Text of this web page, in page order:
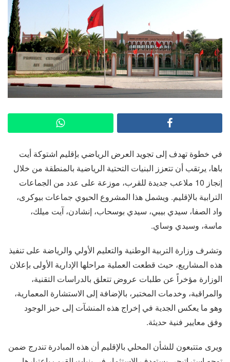
في خطوة تهدف إلى تجويد العرض الرياضي بإقليم اشتوكة أيت
باها، يرتقب أن تتعزز البنيات التحتية الرياضية بالمنطقة من خلال
إنجاز 10 ملاعب جديدة للقرب، موزعة على عدد من الجماعات
الترابية بالإقليم. ويشمل هذا المشروع الحيوي جماعات بيوكرى،
واد الصفا، سيدي بيبي، سيدي بوسحاب، إنشادن، آيت ميلك،
ماسة، وسيدي وساي.
وتشرف وزارة التربية الوطنية والتعليم الأولي والرياضة على تنفيذ
هذه المشاريع، حيث قطعت العملية مراحلها الإدارية الأولى بإعلان
الوزارة مؤخراً عن طلبات عروض تتعلق بالدراسات التقنية،
والمراقبة، وخدمات المختبر، بالإضافة إلى الاستشارة المعمارية،
وهو ما يعكس الجدية في إخراج هذه المنشآت إلى حيز الوجود
وفق معايير فنية حديثة.
ويرى متتبعون للشأن المحلي بالإقليم أن هذه المبادرة تندرج ضمن